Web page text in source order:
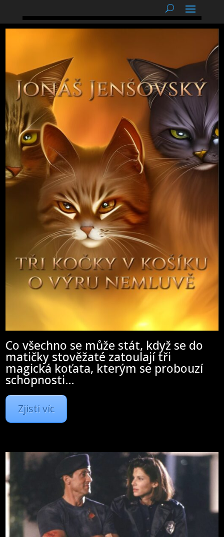
Co všechno se může stát, když se do
matičky stověžaté zatoulají tři
magická koťata, kterým se probouzí
schopnosti…
Zjisti víc